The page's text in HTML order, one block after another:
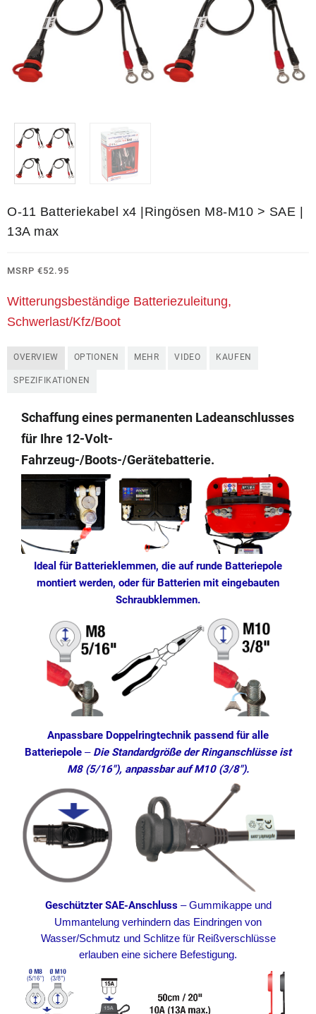
O-11 Batteriekabel x4 |Ringösen M8-M10 > SAE |
13A max
MSRP €52.95
Witterungsbeständige Batteriezuleitung,
Schwerlast/Kfz/Boot
OVERVIEW OPTIONEN MEHR VIDEO KAUFEN
SPEZIFIKATIONEN
Schaffung eines permanenten Ladeanschlusses
für Ihre 12-Volt-
Fahrzeug-/Boots-/Gerätebatterie.
Ideal für Batterieklemmen, die auf runde Batteriepole
montiert werden, oder für Batterien mit eingebauten
Schraubklemmen.
Anpassbare Doppelringtechnik passend für alle
Batteriepole – Die Standardgröße der Ringanschlüsse ist
M8 (5/16″), anpassbar auf M10 (3/8″).
Geschützter SAE-Anschluss –Gummikappe und
Ummantelung verhindern das Eindringen von
Wasser/Schmutz und Schlitze für Reißverschlüsse
erlauben eine sichere Befestigung.